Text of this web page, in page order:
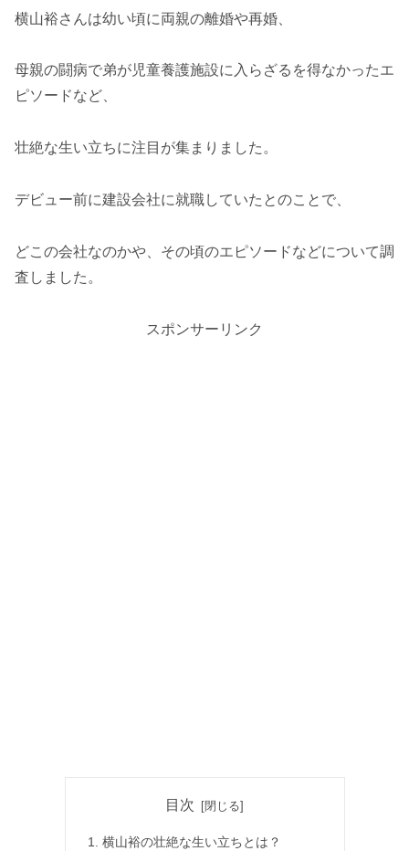
横山裕さんは幼い頃に両親の離婚や再婚、
母親の闘病で弟が児童養護施設に入らざるを得なかったエ
ピソードなど、
壮絶な生い立ちに注目が集まりました。
デビュー前に建設会社に就職していたとのことで、
どこの会社なのかや、その頃のエピソードなどについて調
査しました。
スポンサーリンク
目次
横山裕の壮絶な生い立ちとは？